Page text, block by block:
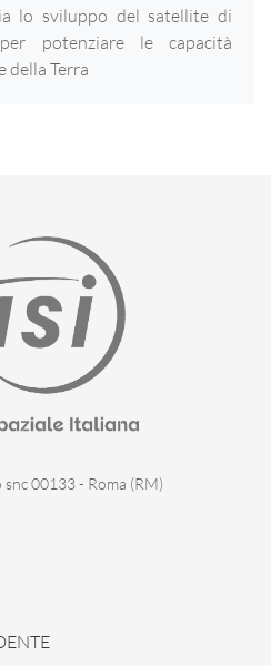
lo sviluppo del satellite di
potenziare le capacità
della Terra
snc 00133 - Roma (RM)